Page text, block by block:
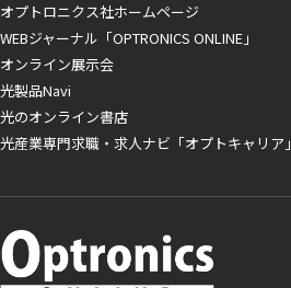
オプトロニクス社ホームページ
WEBジャーナル「OPTRONICS ONLINE」
オンライン展示会
光製品Navi
光のオンライン書店
光産業専門求職・求人ナビ「オプトキャリア」